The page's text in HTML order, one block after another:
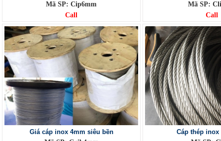
Mã SP: Cip6mm
Call
Mã SP:
Call
Giá cáp inox 4mm siêu bền
Cáp thép inox